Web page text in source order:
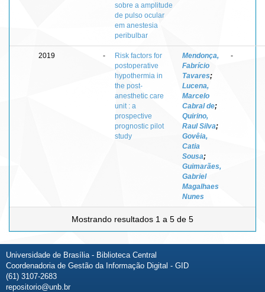
sobre a amplitude
de pulso ocular
em anestesia
peribulbar
2019 -
Risk factors for
postoperative
hypothermia in
the post-
anesthetic care
unit : a
prospective
prognostic pilot
study
Mendonça,
Fabrício
Tavares;
Lucena,
Marcelo
Cabral de;
Quirino,
Raul Silva;
Govêia,
Catia
Sousa;
Guimarães,
Gabriel
Magalhaes
Nunes
-
Mostrando resultados 1 a 5 de 5
Universidade de Brasília - Biblioteca Central
Coordenadoria de Gestão da Informação Digital - GID
(61) 3107-2683
repositorio@unb.br